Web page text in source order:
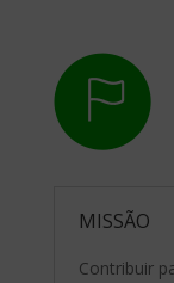
MISSÃO
Contribuir